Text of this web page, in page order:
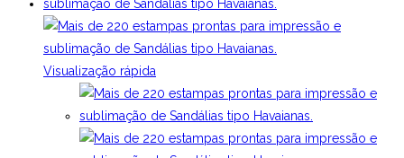
Visualização rápida